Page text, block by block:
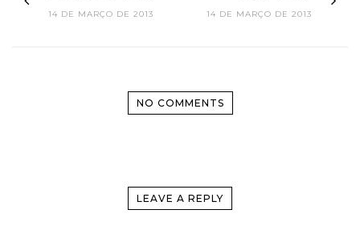
14 DE MARÇO DE 2013 14 DE MARÇO DE 2013
NO COMMENTS
LEAVE A REPLY